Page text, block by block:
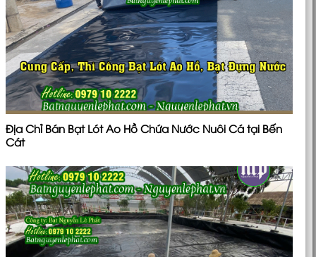
Địa Chỉ Bán Bạt Lót Ao Hồ Chứa Nước Nuôi Cá tại Bến
Cát